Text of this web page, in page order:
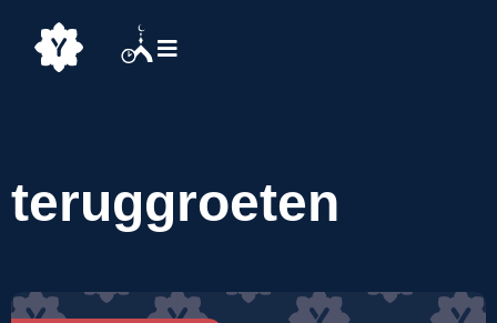
teruggroeten